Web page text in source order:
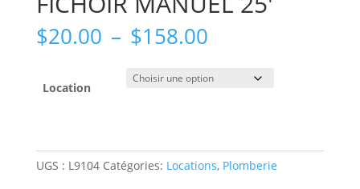
$20.00 – $158.00Plage
prix :
$20.00
Location
UGS : L9104 Catégories: Locations, Plomberie